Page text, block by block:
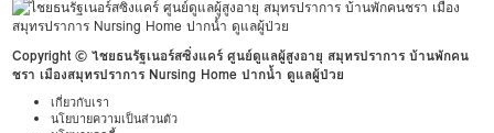
Copyright © ไชยธนรัฐเนอร์สซิ่งแคร์ ศูนย์ดูแลผู้สูงอายุ สมุทรปราการ บ้านพักคน
ชรา เมืองสมุทรปราการ Nursing Home ปากน้ำ ดูแลผู้ป่วย
เกี่ยวกับเรา
นโยบายความเป็นส่วนตัว